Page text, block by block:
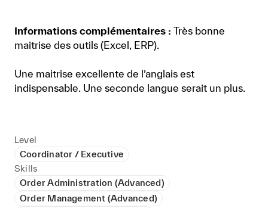
Informations complémentaires : Très bonne
maitrise des outils (Excel, ERP).
Une maitrise excellente de l’anglais est
indispensable. Une seconde langue serait un plus.
Level
Coordinator / Executive
Skills
Order Administration (Advanced)
Order Management (Advanced)